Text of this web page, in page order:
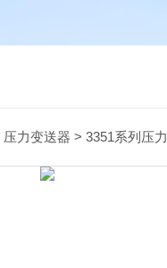
压力变送器 > 3351系列压